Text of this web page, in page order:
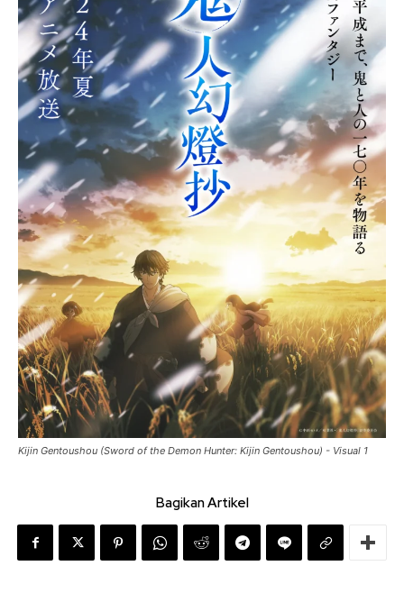
Kijin Gentoushou (Sword of the Demon Hunter: Kijin Gentoushou) - Visual 1
Bagikan Artikel